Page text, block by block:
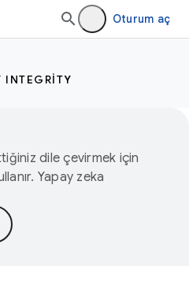
Oturum aç
INTEGRITY
dile çevirmek için
Yapay zeka